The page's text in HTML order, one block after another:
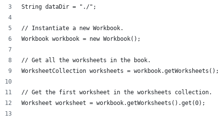
String dataDir = "./";
// Instantiate a new Workbook.
Workbook workbook = new Workbook();
// Get all the worksheets in the book.
WorksheetCollection worksheets =
// Get the first worksheet in the worksheets collection.
Worksheet worksheet = workbook.getWorksheets().get(0);